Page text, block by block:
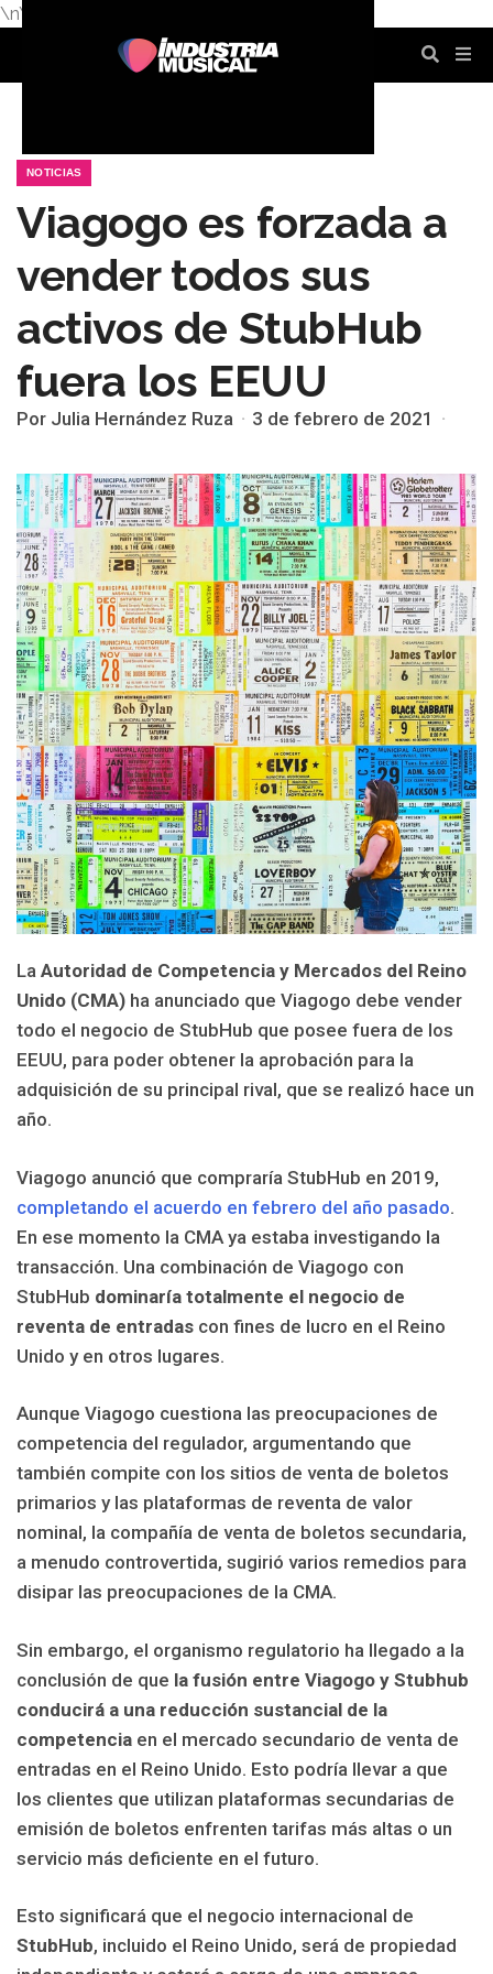
\n\n
NOTICIAS
Viagogo es forzada a
vender todos sus
activos de StubHub
fuera los EEUU
Por Julia Hernández Ruza 3 de febrero de 2021
La Autoridad de Competencia y Mercados del Reino
Unido (CMA) ha anunciado que Viagogo debe vender
todo el negocio de StubHub que posee fuera de los
EEUU, para poder obtener la aprobación para la
adquisición de su principal rival, que se realizó hace un
año.
Viagogo anunció que compraría StubHub en 2019,
completando el acuerdo en febrero del año pasado.
En ese momento la CMA ya estaba investigando la
transacción. Una combinación de Viagogo con
StubHub dominaría totalmente el negocio de
reventa de entradas con fines de lucro en el Reino
Unido y en otros lugares.
Aunque Viagogo cuestiona las preocupaciones de
competencia del regulador, argumentando que
también compite con los sitios de venta de boletos
primarios y las plataformas de reventa de valor
nominal, la compañía de venta de boletos secundaria,
a menudo controvertida, sugirió varios remedios para
disipar las preocupaciones de la CMA.
Sin embargo, el organismo regulatorio ha llegado a la
conclusión de que la fusión entre Viagogo y Stubhub
conducirá a una reducción sustancial de la
competencia en el mercado secundario de venta de
entradas en el Reino Unido. Esto podría llevar a que
los clientes que utilizan plataformas secundarias de
emisión de boletos enfrenten tarifas más altas o un
servicio más deficiente en el futuro.
Esto significará que el negocio internacional de
StubHub, incluido el Reino Unido, será de propiedad